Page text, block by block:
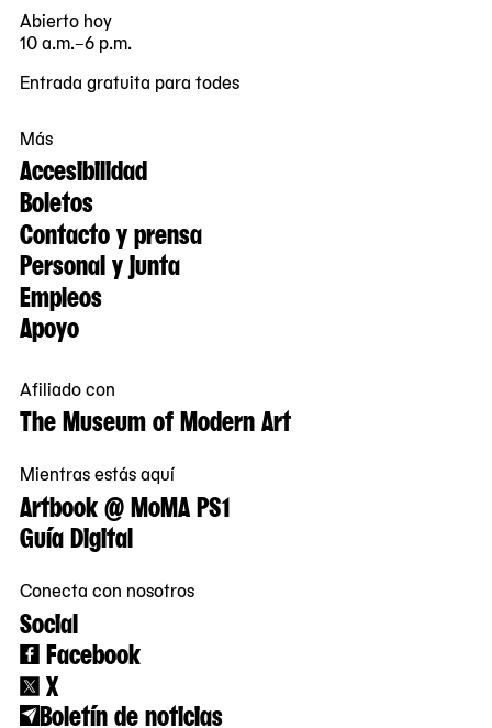
Abierto hoy
10 a.m.–6 p.m.
Entrada gratuita para todes
Más
Accesibilidad
Boletos
Contacto y prensa
Personal y junta
Empleos
Apoyo
Afiliado con
The Museum of Modern Art
Mientras estás aquí
Artbook @ MoMA PS1
Guía Digital
Conecta con nosotros
Social
Facebook
X
Boletín de noticias